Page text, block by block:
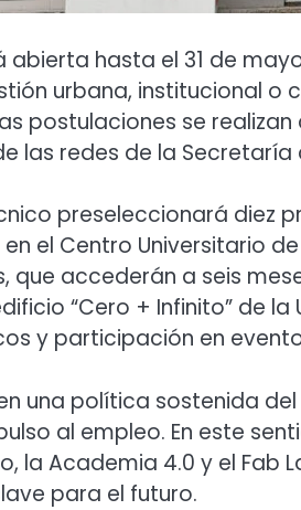
abierta hasta el 31 de
urbana, institucional o
postulaciones se
las redes de la
preseleccionará diez
el Centro Universitario
que accederán a seis
“Cero + Infinito” de la
y participación en
una política sostenida
al empleo. En este
la Academia 4.0 y el Fab
para el futuro.